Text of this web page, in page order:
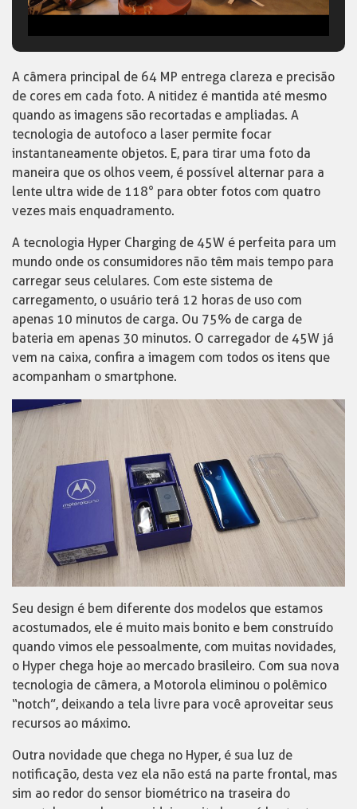
A câmera principal de 64 MP entrega clareza e precisão
de cores em cada foto. A nitidez é mantida até mesmo
quando as imagens são recortadas e ampliadas. A
tecnologia de autofoco a laser permite focar
instantaneamente objetos. E, para tirar uma foto da
maneira que os olhos veem, é possível alternar para a
lente ultra wide de 118° para obter fotos com quatro
vezes mais enquadramento.
A tecnologia Hyper Charging de 45W é perfeita para um
mundo onde os consumidores não têm mais tempo para
carregar seus celulares. Com este sistema de
carregamento, o usuário terá 12 horas de uso com
apenas 10 minutos de carga. Ou 75% de carga de
bateria em apenas 30 minutos. O carregador de 45W já
vem na caixa, confira a imagem com todos os itens que
acompanham o smartphone.
Seu design é bem diferente dos modelos que estamos
acostumados, ele é muito mais bonito e bem construído
quando vimos ele pessoalmente, com muitas novidades,
o Hyper chega hoje ao mercado brasileiro. Com sua nova
tecnologia de câmera, a Motorola eliminou o polêmico
“notch”, deixando a tela livre para você aproveitar seus
recursos ao máximo.
Outra novidade que chega no Hyper, é sua luz de
notificação, desta vez ela não está na parte frontal, mas
sim ao redor do sensor biométrico na traseira do